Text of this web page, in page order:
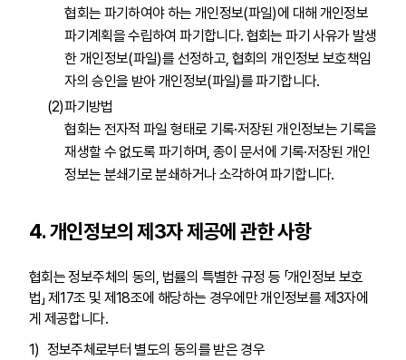
협회는 파기하여야 하는 개인정보(파일)에 대해 개인정보
파기계획을 수립하여 파기합니다. 협회는 파기 사유가 발생
한 개인정보(파일)를 선정하고, 협회의 개인정보 보호책임
자의 승인을 받아 개인정보(파일)를 파기합니다.
파기방법
협회는 전자적 파일 형태로 기록·저장된 개인정보는 기록을
재생할 수 없도록 파기하며, 종이 문서에 기록·저장된 개인
정보는 분쇄기로 분쇄하거나 소각하여 파기합니다.
4. 개인정보의 제3자 제공에 관한 사항
협회는 정보주체의 동의, 법률의 특별한 규정 등 「개인정보 보호
법」 제17조 및 제18조에 해당하는 경우에만 개인정보를 제3자에
게 제공합니다.
정보주체로부터 별도의 동의를 받은 경우